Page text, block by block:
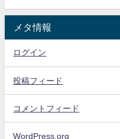
メタ情報
ログイン
投稿フィード
コメントフィード
WordPress.org